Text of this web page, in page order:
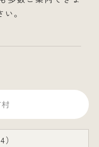
。